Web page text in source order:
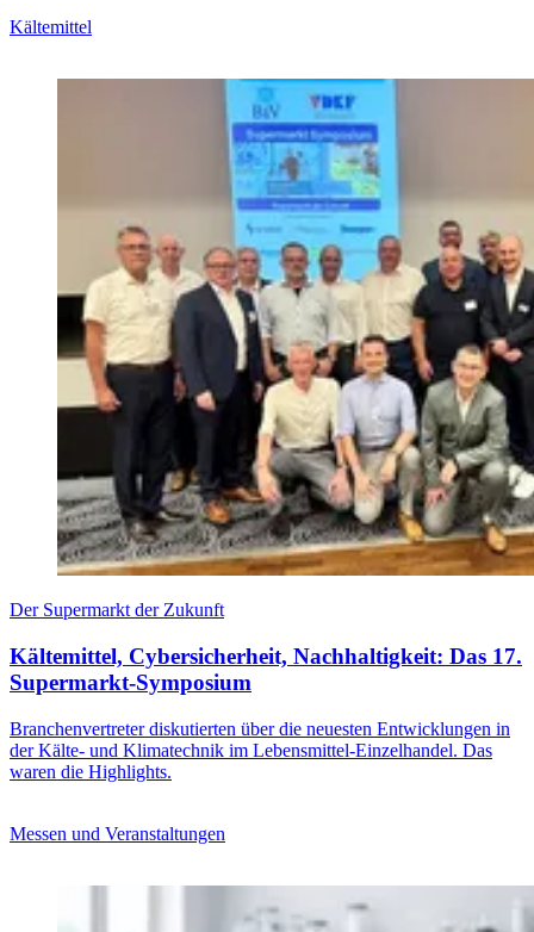
Kältemittel
Der Supermarkt der Zukunft
Kältemittel, Cybersicherheit, Nachhaltigkeit: Das 17.
Supermarkt-Symposium
Branchenvertreter diskutierten über die neuesten Entwicklungen in
der Kälte- und Klimatechnik im Lebensmittel-Einzelhandel. Das
waren die Highlights.
Messen und Veranstaltungen